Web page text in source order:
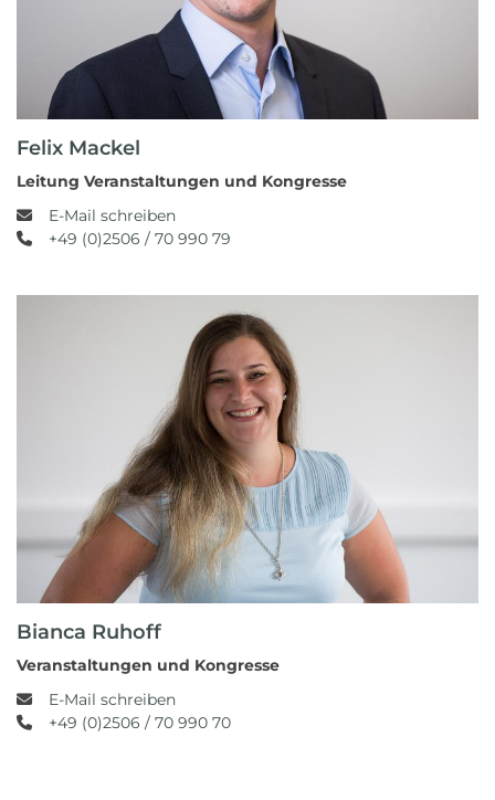
Felix Mackel
Leitung Veranstaltungen und Kongresse
E-Mail schreiben
+49 (0)2506 / 70 990 79
Bianca Ruhoff
Veranstaltungen und Kongresse
E-Mail schreiben
+49 (0)2506 / 70 990 70